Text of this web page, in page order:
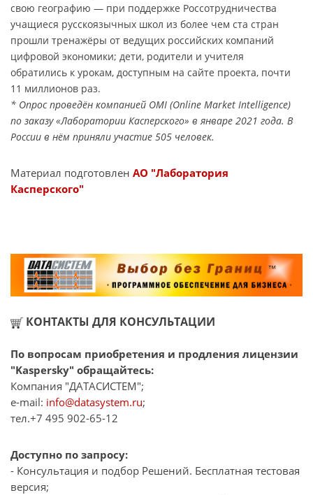
свою географию — при поддержке Россотрудничества
учащиеся русскоязычных школ из более чем ста стран
прошли тренажёры от ведущих российских компаний
цифровой экономики; дети, родители и учителя
обратились к урокам, доступным на сайте проекта, почти
11 миллионов раз.
* Опрос проведён компанией OMI (Online Market Intelligence)
по заказу «Лаборатории Касперского» в январе 2021 года. В
России в нём приняли участие 505 человек.
Материал подготовлен АО "Лаборатория
Касперского"
КОНТАКТЫ ДЛЯ КОНСУЛЬТАЦИИ
По вопросам приобретения и продления лицензии
"Kaspersky" обращайтесь:
Компания "ДАТАСИСТЕМ";
e-mail: info@datasystem.ru;
тел.+7 495 902-65-12
Доступно по запросу:
- Консультация и подбор Решений. Бесплатная тестовая
версия;